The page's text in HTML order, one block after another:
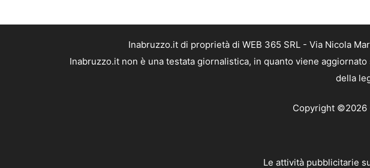
Inabruzzo.it di proprietà di WEB 365 SRL - Via Nicola
Inabruzzo.it non è una testata giornalistica, in quanto viene
della
Copyright
Le attività pubblicitarie